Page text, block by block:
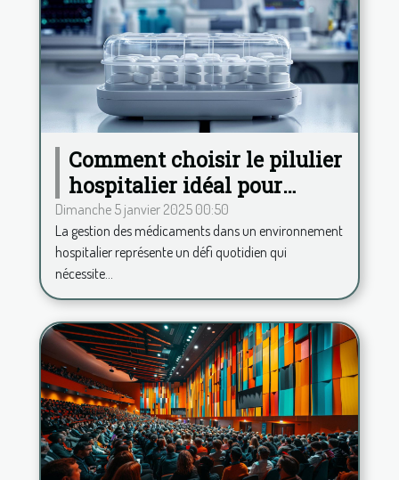
Comment choisir le pilulier
hospitalier idéal pour
améliorer la gestion des
médicaments
Dimanche 5 janvier 2025 00:50
La gestion des médicaments dans un environnement
hospitalier représente un défi quotidien qui
nécessite...